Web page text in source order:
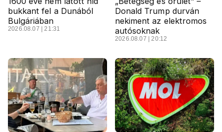
bukkant fel a Dunából
Bulgáriában
2026.08.07 | 21:31
Donald Trump durván
nekiment az elektromos
autósoknak
2026.08.07 | 20:12